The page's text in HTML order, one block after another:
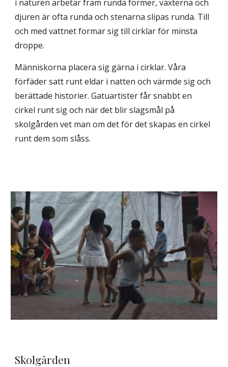
i naturen arbetar fram runda former, växterna och
djuren är ofta runda och stenarna slipas runda. Till
och med vattnet formar sig till cirklar för minsta
droppe.
Människorna placera sig gärna i cirklar. Våra
förfäder satt runt eldar i natten och värmde sig och
berättade historier. Gatuartister får snabbt en
cirkel runt sig och när det blir slagsmål på
skolgården vet man om det för det skapas en cirkel
runt dem som slåss.
Skolgården